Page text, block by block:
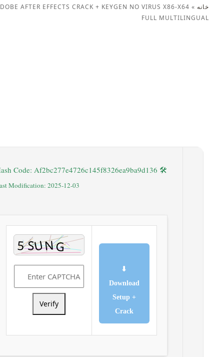
»
ADOBE AFTER EFFECTS CRACK + KEYGEN NO VIRUS X86-X64
FULL MULTILINGUAL
Last Modification: 2025-12-03
Download
Setup +
Crack
Verify